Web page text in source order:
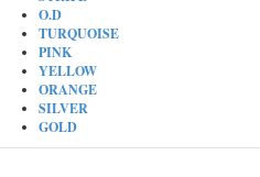
O.D
TURQUOISE
PINK
YELLOW
ORANGE
SILVER
GOLD